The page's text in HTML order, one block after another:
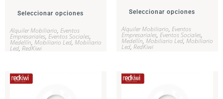
Seleccionar opciones
Alquiler Mobiliario, Eventos
Empresariales, Eventos Sociales,
Medellín, Mobiliario Led, Mobiliario
Led, RedKiwi
Seleccionar opciones
Alquiler Mobiliario, Eventos
Empresariales, Eventos Sociales,
Medellín, Mobiliario Led, Mobiliario
Led, RedKiwi